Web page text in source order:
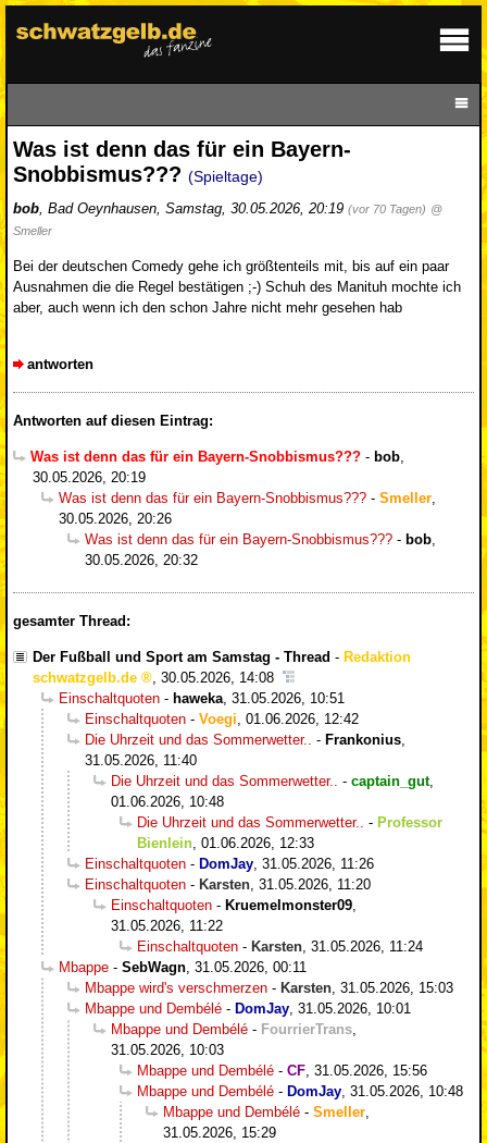
Was ist denn das für ein Bayern-
Snobbismus??? (Spieltage)
bob, Bad Oeynhausen, Samstag, 30.05.2026, 20:19 (vor 70 Tagen) @
Smeller
Bei der deutschen Comedy gehe ich größtenteils mit, bis auf ein paar
Ausnahmen die die Regel bestätigen ;-) Schuh des Manituh mochte ich
aber, auch wenn ich den schon Jahre nicht mehr gesehen hab
antworten
Antworten auf diesen Eintrag:
Was ist denn das für ein Bayern-Snobbismus??? - bob,
30.05.2026, 20:19
Was ist denn das für ein Bayern-Snobbismus??? - Smeller,
30.05.2026, 20:26
Was ist denn das für ein Bayern-Snobbismus??? - bob,
30.05.2026, 20:32
gesamter Thread:
Der Fußball und Sport am Samstag - Thread - Redaktion
schwatzgelb.de
30.05.2026, 14:08
Einschaltquoten - haweka 31.05.2026, 10:51
Einschaltquoten - Voegi 01.06.2026, 12:42
Die Uhrzeit und das Sommerwetter..
- Frankonius
31.05.2026, 11:40
Die Uhrzeit und das Sommerwetter..
- captain_gut,
01.06.2026, 10:48
Die Uhrzeit und das Sommerwetter..
- Professor
Bienlein 01.06.2026, 12:33
Einschaltquoten - DomJay 31.05.2026, 11:26
Einschaltquoten - Karsten 31.05.2026, 11:20
Einschaltquoten - Kruemelmonster09
31.05.2026, 11:22
Einschaltquoten - Karsten 31.05.2026, 11:24
Mbappe - SebWagn 31.05.2026, 00:11
Mbappe wird's verschmerzen - Karsten 31.05.2026, 15:03
Mbappe und Dembélé - DomJay 31.05.2026, 10:01
Mbappe und Dembélé - FourrierTrans
31.05.2026, 10:03
Mbappe und Dembélé - CF 31.05.2026, 15:56
Mbappe und Dembélé - DomJay 31.05.2026, 10:48
Mbappe und Dembélé - Smeller
31.05.2026, 15:29